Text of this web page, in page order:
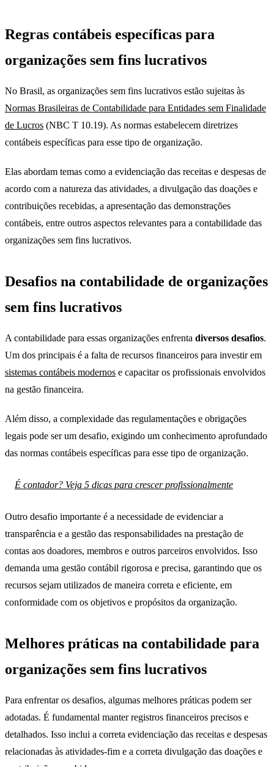
Regras contábeis específicas para
organizações sem fins lucrativos
No Brasil, as organizações sem fins lucrativos estão sujeitas às
Normas Brasileiras de Contabilidade para Entidades sem Finalidade
de Lucros (NBC T 10.19). As normas estabelecem diretrizes
contábeis específicas para esse tipo de organização.
Elas abordam temas como a evidenciação das receitas e despesas de
acordo com a natureza das atividades, a divulgação das doações e
contribuições recebidas, a apresentação das demonstrações
contábeis, entre outros aspectos relevantes para a contabilidade das
organizações sem fins lucrativos.
Desafios na contabilidade de organizações
sem fins lucrativos
A contabilidade para essas organizações enfrenta diversos desafios.
Um dos principais é a falta de recursos financeiros para investir em
sistemas contábeis modernos e capacitar os profissionais envolvidos
na gestão financeira.
Além disso, a complexidade das regulamentações e obrigações
legais pode ser um desafio, exigindo um conhecimento aprofundado
das normas contábeis específicas para esse tipo de organização.
É contador? Veja 5 dicas para crescer profissionalmente
Outro desafio importante é a necessidade de evidenciar a
transparência e a gestão das responsabilidades na prestação de
contas aos doadores, membros e outros parceiros envolvidos. Isso
demanda uma gestão contábil rigorosa e precisa, garantindo que os
recursos sejam utilizados de maneira correta e eficiente, em
conformidade com os objetivos e propósitos da organização.
Melhores práticas na contabilidade para
organizações sem fins lucrativos
Para enfrentar os desafios, algumas melhores práticas podem ser
adotadas. É fundamental manter registros financeiros precisos e
detalhados. Isso inclui a correta evidenciação das receitas e despesas
relacionadas às atividades-fim e a correta divulgação das doações e